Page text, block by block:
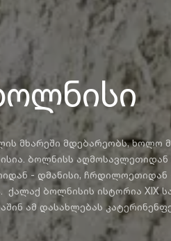
მხარეში მდებარეობს, ხოლო
ბოლნისს აღმოსავლეთიდან
- დმანისი,
ბოლნისის ისტორია XIX
ამ დასახლებას